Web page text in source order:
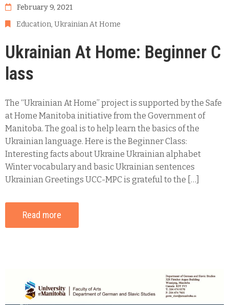
February 9, 2021
Education‚ Ukrainian At Home
Ukrainian At Home: Beginner C
lass
The “Ukrainian At Home” project is supported by the Safe
at Home Manitoba initiative from the Government of
Manitoba. The goal is to help learn the basics of the
Ukrainian language. Here is the Beginner Class:
Interesting facts about Ukraine Ukrainian alphabet
Winter vocabulary and basic Ukrainian sentences
Ukrainian Greetings UCC-MPC is grateful to the […]
Read more